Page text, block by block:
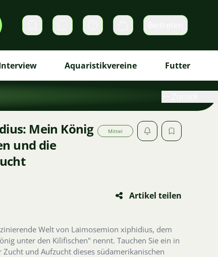
DirektnachrichtenWarenkorb
Aquaristikvereine Futter
Mein König
und die
Mittel
Artikel teilen
Welt von Laimosemion xiphidius, dem
unter den Kilifischen" nennt. Tauchen Sie ein in
und Aufzucht dieses südamerikanischen